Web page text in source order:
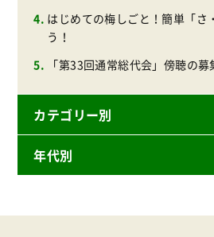
はじめての梅しごと！簡単「さ
う！
「第33回通常総代会」傍聴の募
カテゴリー別
ニュースリリース
商品
年代別